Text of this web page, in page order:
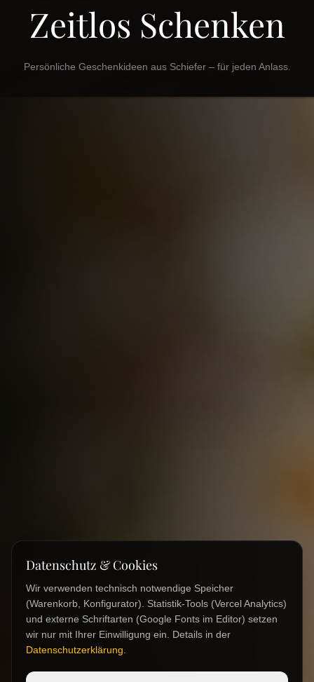
Zeitlos Schenken
Persönliche Geschenkideen aus Schiefer – für jeden Anlass.
Datenschutz & Cookies
Wir verwenden technisch notwendige Speicher
(Warenkorb, Konfigurator). Statistik-Tools (Vercel Analytics)
und externe Schriftarten (Google Fonts im Editor) setzen
wir nur mit Ihrer Einwilligung ein. Details in der
Datenschutzerklärung